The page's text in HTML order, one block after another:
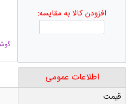
افزودن کالا به مقایسه:
اطلاعات عمومی
قیمت